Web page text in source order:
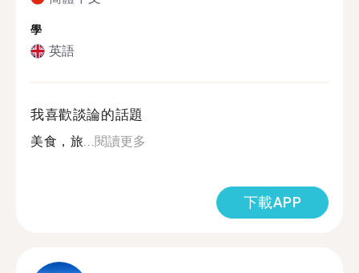
學
英語
我喜歡談論的話題
美食，旅...閱讀更多
下載APP